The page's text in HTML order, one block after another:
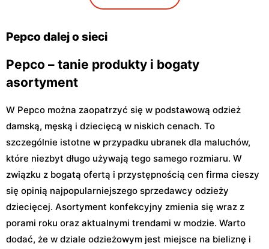
Warszawa al. Komisji
Edukacji Narodowej 85
Pepco dalej o sieci
Pepco – tanie produkty i bogaty
asortyment
W Pepco można zaopatrzyć się w podstawową odzież
damską, męską i dziecięcą w niskich cenach. To
szczególnie istotne w przypadku ubranek dla maluchów,
które niezbyt długo używają tego samego rozmiaru. W
związku z bogatą ofertą i przystępnością cen firma cieszy
się opinią najpopularniejszego sprzedawcy odzieży
dziecięcej. Asortyment konfekcyjny zmienia się wraz z
porami roku oraz aktualnymi trendami w modzie. Warto
dodać, że w dziale odzieżowym jest miejsce na bieliznę i